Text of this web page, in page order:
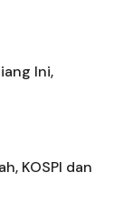
Ini,
KOSPI dan